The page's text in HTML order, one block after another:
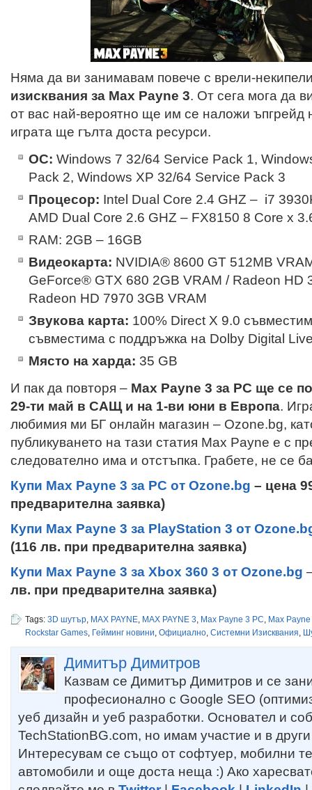
Няма да ви занимавам повече с врели-
изисквания за Max Payne 3. От сега мога да
от вас най-вероятно ще им се наложи
играта ще гълта доста ресурси.
ОС: Windows 7 32/64 Service Pack 1,
Pack 2, Windows XP 32/64 Service Pack 3
Процесор: Intel Dual Core 2.4 GHZ – i7
AMD Dual Core 2.6 GHZ – FX8150 8 Core x
RAM: 2GB – 16GB
Видеокарта: NVIDIA® 8600 GT 512MB
GeForce® GTX 680 2GB VRAM / Radeon HD
Radeon HD 7970 3GB VRAM
Звукова карта: 100% Direct X 9.0
съвместима с поддръжка на Dolby Digital
Място на харда: 35 GB
И пак да повторя – Max Payne 3 за PC ще се
29-ти май в САЩ и на 1-ви юни в Европа.
любимия ми БГ онлайн магазин – Ozone.bg,
публикуването на тази статия Max Payne е с
следователно има и отстъпка. Грабете, не се
Купи Max Payne 3 за PC от Ozone.bg – цена
предварителна заявка)
Купи Max Payne 3 за PlayStation 3 от
(116 лв. при предварителна заявка)
Купи Max Payne 3 за Xbox 360 3 от Ozone.bg
лв. при предварителна заявка)
Tags: 3D шутър, MAX PAYNE, MAX PAYNE 3, Max Payne 3 PC, Max
Rockstar Games, Гейминг новини, Официално, Системни Изисквания,
Димитър Димитров
Казвам се Димитър Димитров и се
професионално с Google SEO
уеб дизайн и уеб разработки. Основател и
TechStationBG.com, но имам участие и в
Интересувам се също от софтуер, мобилни
автомобили и още доста неща :) Ако